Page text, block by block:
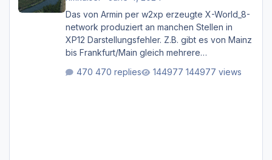
Das von Armin per w2xp erzeugte X-World_8-
network produziert an manchen Stellen in
XP12 Darstellungsfehler. Z.B. gibt es von Mainz
bis Frankfurt/Main gleich mehrere
zugemauert sind. Niederräder Brücke
470 replies 144977 views